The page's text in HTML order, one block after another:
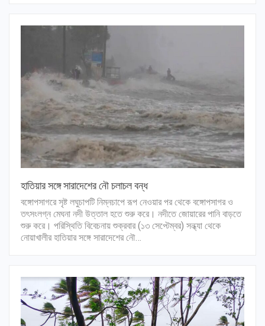
হাতিয়ার সঙ্গে সারাদেশের নৌ চলাচল বন্ধ
বঙ্গোপসাগরে সৃষ্ট লঘুচাপটি নিম্নচাপে রূপ নেওয়ার পর থেকে বঙ্গোপসাগর ও
তৎসংলগ্ন মেঘনা নদী উত্তাল হতে শুরু করে। নদীতে জোয়ারের পানি বাড়তে
শুরু করে। পরিস্থিতি বিবেচনায় শুক্রবার (১৩ সেপ্টেম্বর) সন্ধ্যা থেকে
নোয়াখালীর হাতিয়ার সঙ্গে সারাদেশের নৌ…